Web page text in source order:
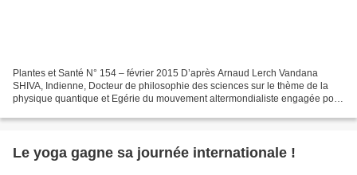
Plantes et Santé N° 154 – février 2015 D’après Arnaud Lerch Vandana
SHIVA, Indienne, Docteur de philosophie des sciences sur le thème de la
physique quantique et Egérie du mouvement altermondialiste engagée pour
Le yoga gagne sa journée internationale !